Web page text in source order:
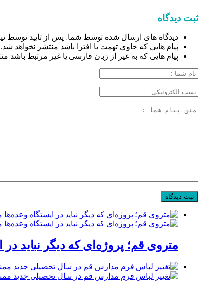
ثبت دیدگاه
دیدگاه های ارسال شده توسط شما، پس از تایید توسط
پیام هایی که حاوی تهمت یا افترا باشد منتشر نخواهد شد.
پیام هایی که به غیر از زبان فارسی یا غیر مرتبط باشد
متروی قم؛ پروژه‌ای که دیگر نباید